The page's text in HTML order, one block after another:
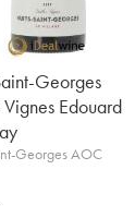
Georges
Edouard
Georges AOC